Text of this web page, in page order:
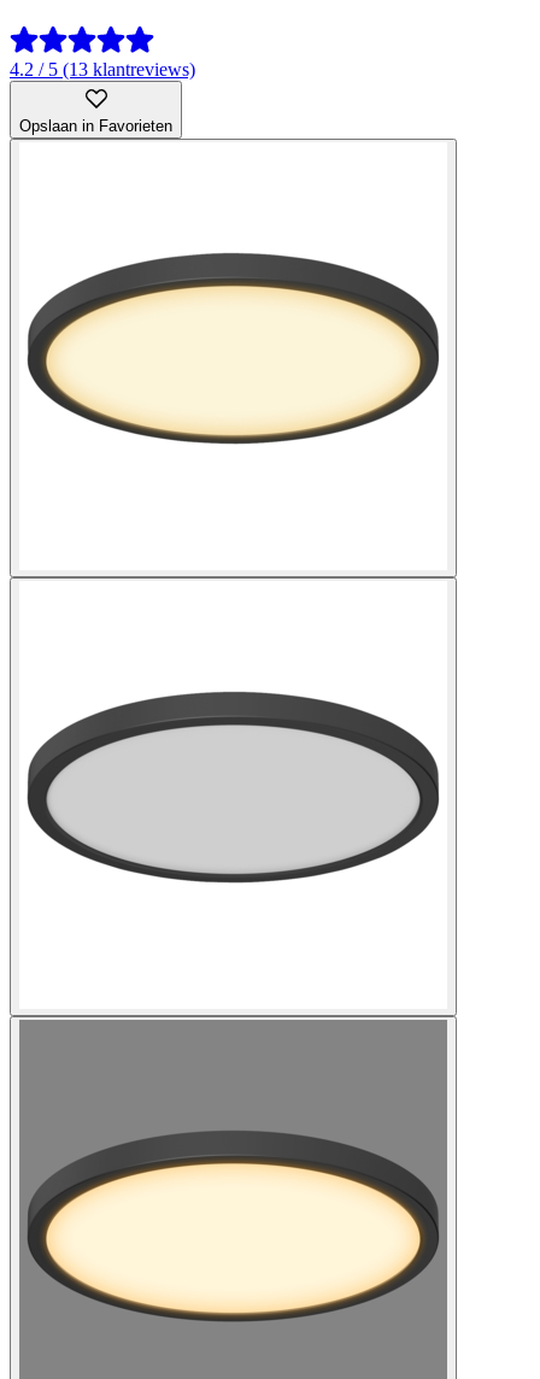
4.2 / 5 (13 klantreviews)
Opslaan in Favorieten